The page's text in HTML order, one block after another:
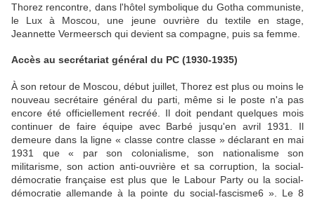
Thorez rencontre, dans l'hôtel symbolique du Gotha communiste,
le Lux à Moscou, une jeune ouvrière du textile en stage,
Jeannette Vermeersch qui devient sa compagne, puis sa femme.
Accès au secrétariat général du PC (1930-1935)
À son retour de Moscou, début juillet, Thorez est plus ou moins le
nouveau secrétaire général du parti, même si le poste n'a pas
encore été officiellement recréé. Il doit pendant quelques mois
continuer de faire équipe avec Barbé jusqu'en avril 1931. Il
demeure dans la ligne « classe contre classe » déclarant en mai
1931 que « par son colonialisme, son nationalisme son
militarisme, son action anti-ouvrière et sa corruption, la social-
démocratie française est plus que le Labour Party ou la social-
démocratie allemande à la pointe du social-fascisme6 ». Le 8